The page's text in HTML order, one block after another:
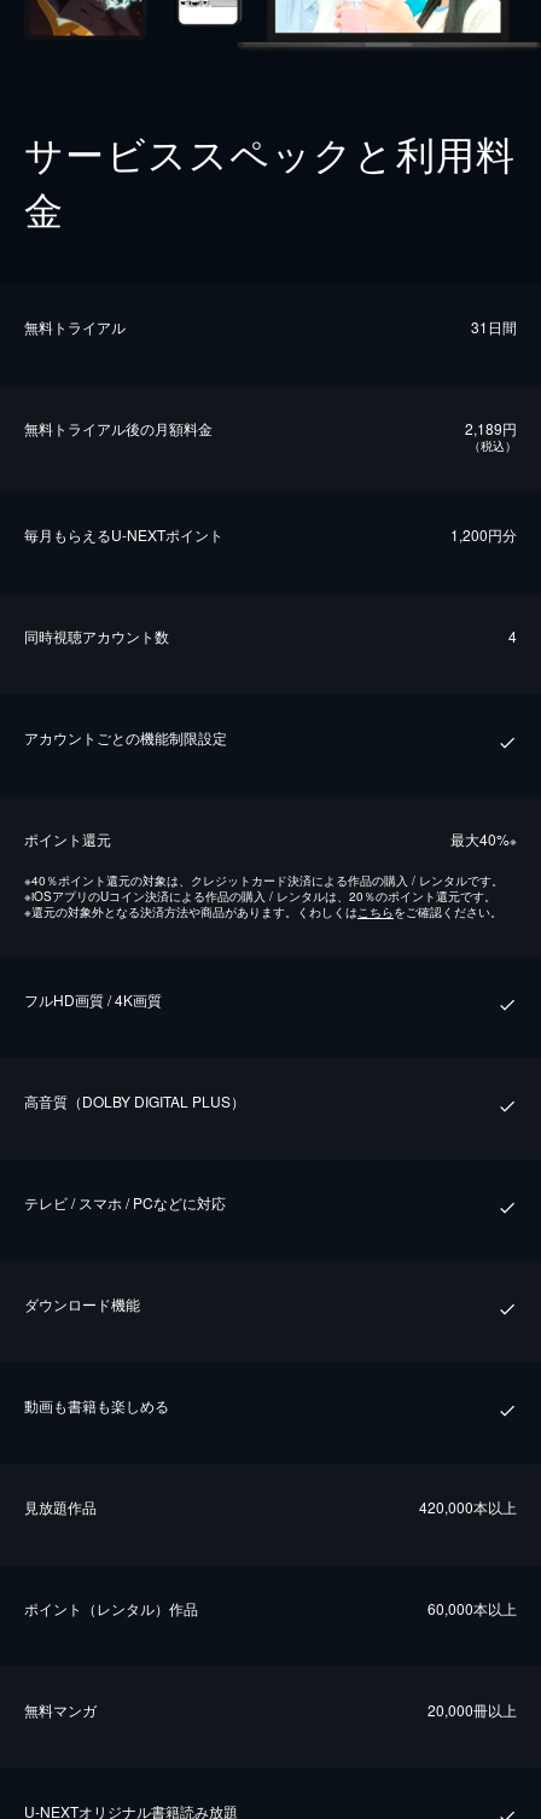
サービススペックと利用料
金
無料トライアル 31日間
無料トライアル後の⽉額料金 2,189円
（税込）
毎⽉もらえるU-NEXTポイント 1,200円分
同時視聴アカウント数 4
アカウントごとの機能制限設定
ポイント還元 最⼤40%※
※40％ポイント還元の対象は、クレジットカード決済による作品の購入 / レンタルです。
※iOSアプリのUコイン決済による作品の購入 / レンタルは、20％のポイント還元です。
※還元の対象外となる決済方法や商品があります。くわしくは こちらをご確認ください。
フルHD画質 / 4K画質
⾼⾳質（DOLBY DIGITAL PLUS）
テレビ / スマホ / PCなどに対応
ダウンロード機能
動画も書籍も楽しめる
⾒放題作品 420,000本以上
ポイント（レンタル）作品 60,000本以上
無料マンガ 20,000冊以上
U-NEXTオリジナル書籍読み放題